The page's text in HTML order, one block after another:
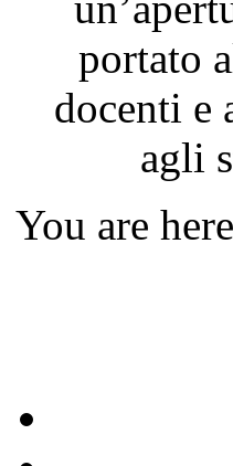
portato
docenti e
agli
You are